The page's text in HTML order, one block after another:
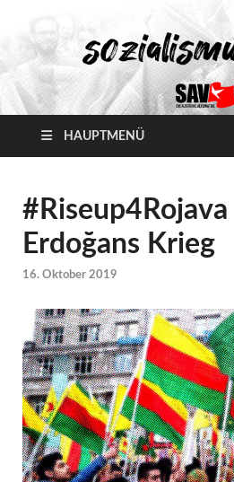
HAUPTMENÜ
Erdoğans Krieg
16. Oktober 2019